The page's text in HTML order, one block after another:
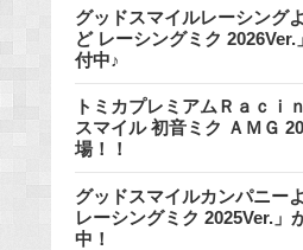
グッドスマイルレーシング
ど レーシングミク
付中♪
トミカプレミアムＲａｃｉ
スマイル 初音ミク ＡＭＧ
場！！
グッドスマイルカンパニー
レーシングミク 2025Ver.」
中！